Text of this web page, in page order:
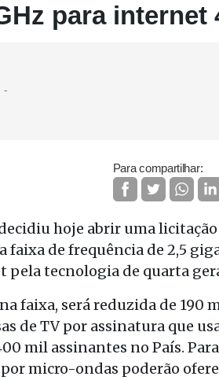
para internet
Para compartilhar:
hoje abrir uma licitação
faixa de frequência de 2,5
pela tecnologia de quarta
faixa, será reduzida de 190
de TV por assinatura que
mil assinantes no País. Para
micro-ondas poderão